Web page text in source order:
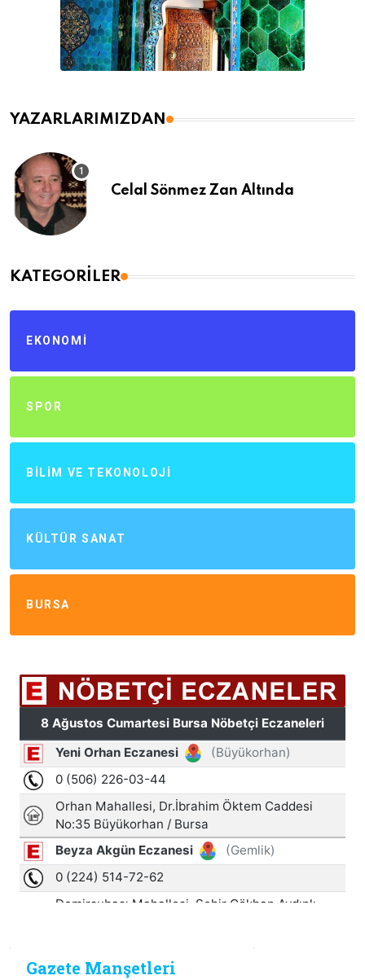
YAZARLARIMIZDAN
Celal Sönmez Zan Altında
KATEGORILER
EKONOMI
SPOR
BILIM VE TEKONOLOJI
KÜLTÜR SANAT
BURSA